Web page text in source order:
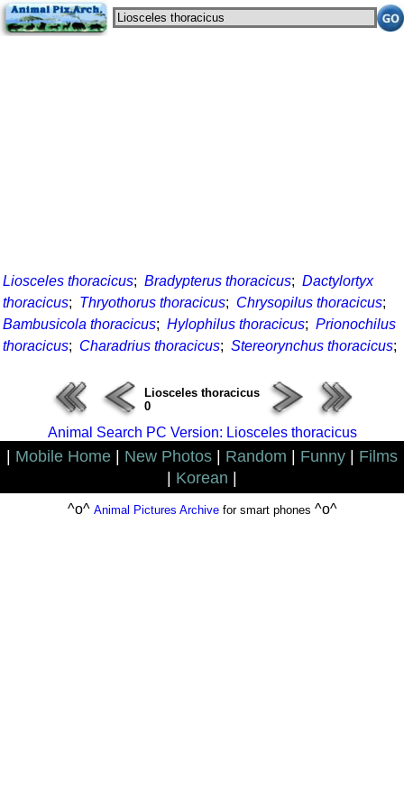
Liosceles thoracicus; Bradypterus thoracicus; Dactylortyx
thoracicus; Thryothorus thoracicus; Chrysopilus thoracicus;
Bambusicola thoracicus; Hylophilus thoracicus; Prionochilus
thoracicus; Charadrius thoracicus; Stereorynchus thoracicus;
Liosceles thoracicus
0
Animal Search PC Version: Liosceles thoracicus
Mobile Home New Photos Random Funny
Films
Korean
^o^ Animal Pictures Archivefor smart phones ^o^